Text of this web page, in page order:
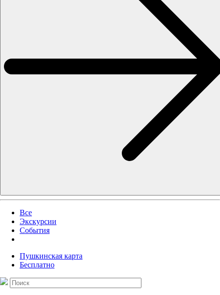
Все
Экскурсии
События
Пушкинская карта
Бесплатно